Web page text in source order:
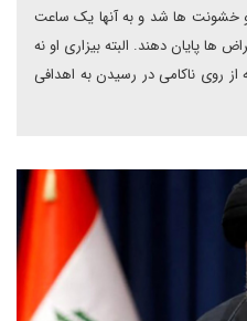
خشونت ها شد و به آنها یک ساعت
ها پایان دهند. البته بیزاری او نه
از روی ناکامی در رسیدن به اهدافی